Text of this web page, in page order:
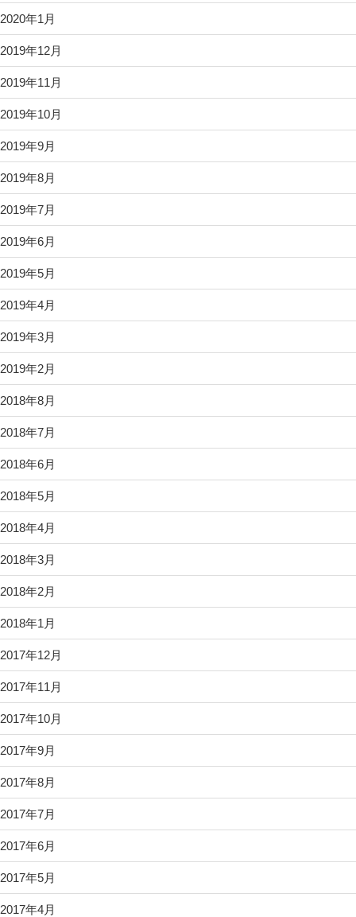
2020年1月
2019年12月
2019年11月
2019年10月
2019年9月
2019年8月
2019年7月
2019年6月
2019年5月
2019年4月
2019年3月
2019年2月
2018年8月
2018年7月
2018年6月
2018年5月
2018年4月
2018年3月
2018年2月
2018年1月
2017年12月
2017年11月
2017年10月
2017年9月
2017年8月
2017年7月
2017年6月
2017年5月
2017年4月